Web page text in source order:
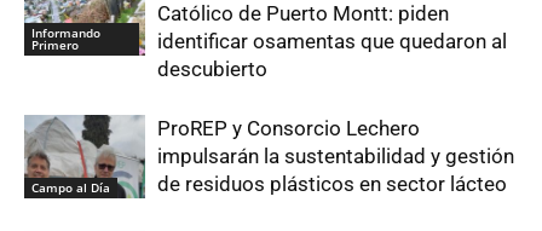
Informando
Primero
Católico de Puerto Montt: piden
identificar osamentas que quedaron al
descubierto
Campo al Día
ProREP y Consorcio Lechero
impulsarán la sustentabilidad y gestión
de residuos plásticos en sector lácteo